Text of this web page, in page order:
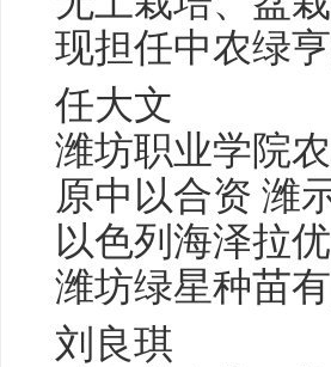
现担任中农绿
任大文
潍坊职业学院
原中以合资 潍
以色列海泽拉
潍坊绿星种苗
刘良琪